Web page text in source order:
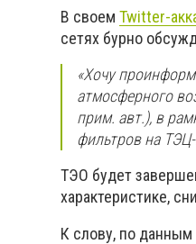
В своем Twitter-
сетях бурно
«Хочу
атмосферного
прим. авт.), в
фильтров на
ТЭО будет
характеристике,
К слову, по